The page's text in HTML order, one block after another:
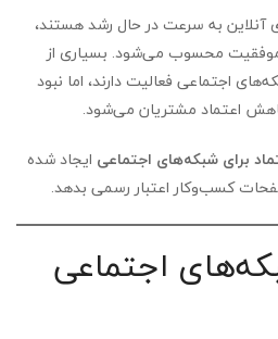
آنلاین به سرعت در حال رشد هستند،
موفقیت محسوب می‌شود. بسیاری از
اجتماعی فعالیت دارند، اما نبود
اعتماد مشتریان می‌شود.
برای شبکه‌های اجتماعی ایجاد شده
کسب‌وکار اعتبار رسمی بدهد.
اجتماعی